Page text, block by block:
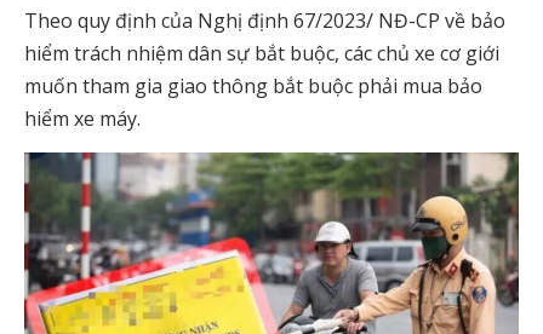
Theo quy định của Nghị định 67/2023/ NĐ-CP về bảo
hiểm trách nhiệm dân sự bắt buộc, các chủ xe cơ giới
muốn tham gia giao thông bắt buộc phải mua bảo
hiểm xe máy.